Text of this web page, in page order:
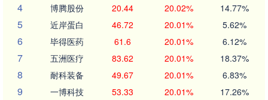
4 博腾股份 20.44 20.02% 14.77%
5 近岸蛋白 46.72 20.01% 5.62%
6 毕得医药 61.6 20.01% 6.12%
7 五洲医疗 83.62 20.01% 18.37%
8 耐科装备 49.67 20.01% 6.83%
9 一博科技 53.33 20.01% 17.26%